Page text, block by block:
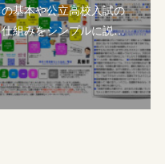
の基本や公立高校入試の
仕組みをシンプルに説…